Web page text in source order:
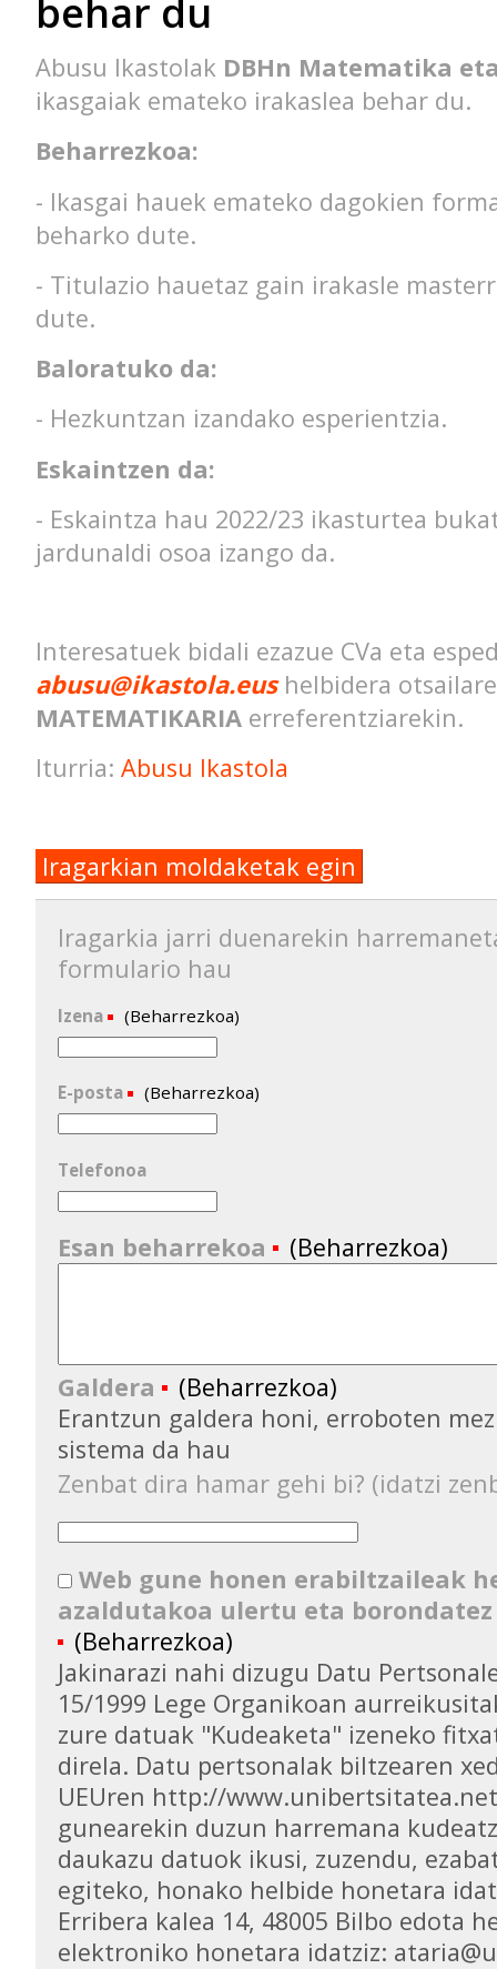
behar du
Abusu Ikastolak DBHn Matematika
ikasgaiak emateko irakaslea behar du.
Beharrezkoa:
- Ikasgai hauek emateko dagokien
beharko dute.
- Titulazio hauetaz gain irakasle
dute.
Baloratuko da:
- Hezkuntzan izandako esperientzia.
Eskaintzen da:
- Eskaintza hau 2022/23 ikasturtea
jardunaldi osoa izango da.
Interesatuek bidali ezazue CVa eta
abusu@ikastola.eus helbidera
MATEMATIKARIA erreferentziarekin.
Iturria: Abusu Ikastola
Iragarkian moldaketak egin
Iragarkia jarri duenarekin
formulario hau
Izena (Beharrezkoa)
E-posta (Beharrezkoa)
Telefonoa
Esan beharrekoa (Beharrezkoa)
Galdera
(Beharrezkoa)
Erantzun galdera honi, erroboten
sistema da hau
Zenbat dira hamar gehi bi? (idatzi
Web gune honen erabiltzaileak
azaldutakoa ulertu eta
(Beharrezkoa)
Jakinarazi nahi dizugu Datu
15/1999 Lege Organikoan
zure datuak "Kudeaketa" izeneko
direla. Datu pertsonalak biltzearen
UEUren http://
gunearekin duzun harremana
daukazu datuok ikusi, zuzendu,
egiteko, honako helbide honetara
Erribera kalea 14, 48005 Bilbo edota
elektroniko honetara idatziz: